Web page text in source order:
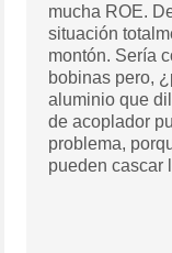
mucha ROE.
situación
montón. Sería
bobinas pero,
aluminio que
de acoplador
problema,
pueden cascar